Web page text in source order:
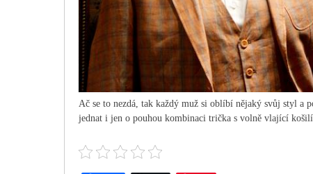
Ač se to nezdá, tak každý muž si oblíbí nějaký svůj styl a
jednat i jen o pouhou kombinaci trička s volně vlající